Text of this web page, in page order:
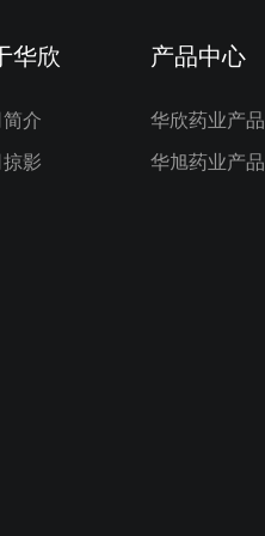
华欣
介
影
产品中心
华欣药业产品
华旭药业产品